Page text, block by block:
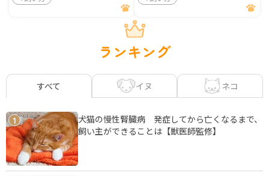
ランキング
すべて イヌ ネコ
1
犬猫の慢性腎臓病 発症してから亡くなるまで、
飼い主ができることは【獣医師監修】